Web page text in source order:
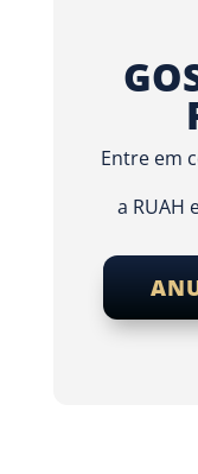
Entre em
a RUAH